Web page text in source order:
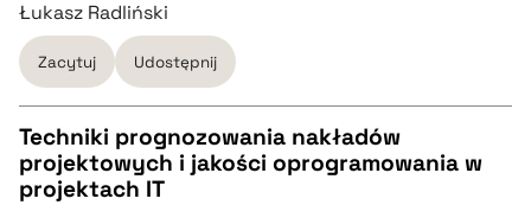
BIBTEX
pobierz cytat
Łukasz Radliński
Zacytuj Udostępnij
CZYSTY TEKST
Techniki prognozowania nakładów
projektowych i jakości oprogramowania w
projektach IT